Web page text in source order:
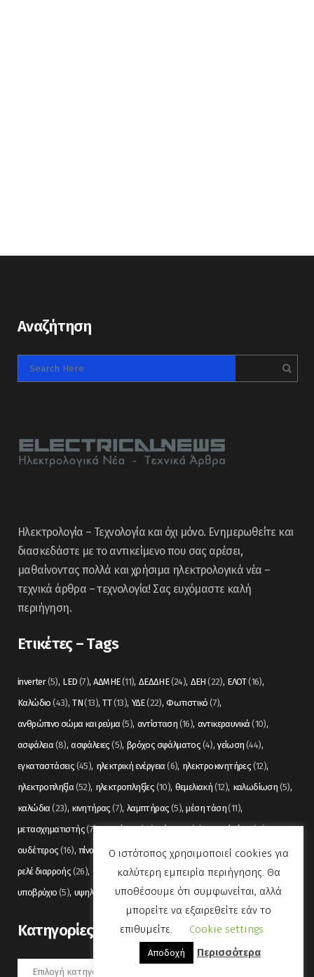
Αναζήτηση
Ηλεκτρολογία – Τεχνολογία και όχι μόνο. Ενημερωθείτε και
διασκεδάστε με το αντικείμενο που σας αρέσει,
μαθαίνοντας πολλά και χρήσιμα ηλεκτρολογικά νέα –
τεχνικά άρθρα – τεχνολογία! Σας ευχόμαστε καλή
περιήγηση.
Ετικέτες – Tags
inverter(5) LED (7) ΑΔΜΗΕ(11) ΔΕΔΔΗΕ(24) ΔΕΗ (22) ΕΛΟΤ(16)
Καλώδιο (43) ΤΝ(13) ΤΤ(13) ΥΔΕ(22) Φωτιστικό (7)
ανθρώπινο σώμα και ρεύμα (5) αντίσταση (16) αντικεραυνικά (10)
ασφάλεια (8) ασφάλειες (5) βρόχος σφάλματος (4) γείωση (44)
εγκαταστάσεις (45) ηλεκτρική ενέργεια (6) ηλεκτροκινητήρες (12)
ηλεκτροπληξία (52) ηλεκτροπληξίες (10) θεμελιακή (12) καλωδίωση (5)
καλώδια (23) κινητήρας (7) λαμπτήρας (5) μέση τάση(11)
μετασχηματιστής(7) μετρήσεις(12) μόνωση(6) οπτικές ίνες(11)
ουδέτερος (16) πίνακας (17) πίνακες(7) πυρανίχνευση (6) ρελέ(36)
ρελέ διαρροής (26) συναγερμός(5) σωληνώσεις(5) τάση(13)
υποβρύχιο (5) υψηλή τάση(8) φωτισμός (6)
Kατηγορίες
Kατηγορίες
Ο ιστότοπος χρησιμοποιεί cookies για
καλύτερη εμπειρία περιήγησης. Θα
υποθέσουμε ότι συμφωνείται, αλλά
μπορείτε να εξαιρεθείτε εάν το
επιθυμείτε.
Cookie settings
Αποδοχή Περισσότερα